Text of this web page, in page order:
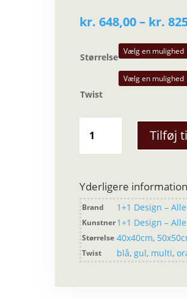
kr. 648,00 – kr.
Størrelse
Twist
Design
-
pude
antal
Tilføj
Yderligere information
Brand 1+1 Design –
Kunstner1+1 Design –
Størrelse 40x40cm,
Twist blå,gul, multi,